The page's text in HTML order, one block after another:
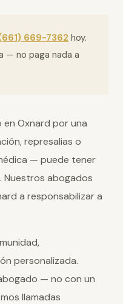
669-7362 hoy.
— no paga nada a
Oxnard por una
represalias o
— puede tener
Nuestros abogados
a responsabilizar a
personalizada.
— no con un
llamadas